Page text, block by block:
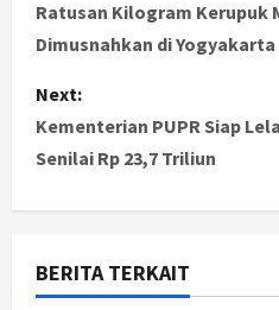
o
t
n
a
v
Ratusan Kilogram Kerupuk
Dimusnahkan di Yogyakarta
Next:
Kementerian PUPR Siap
Senilai Rp 23,7 Triliun
BERITA TERKAIT